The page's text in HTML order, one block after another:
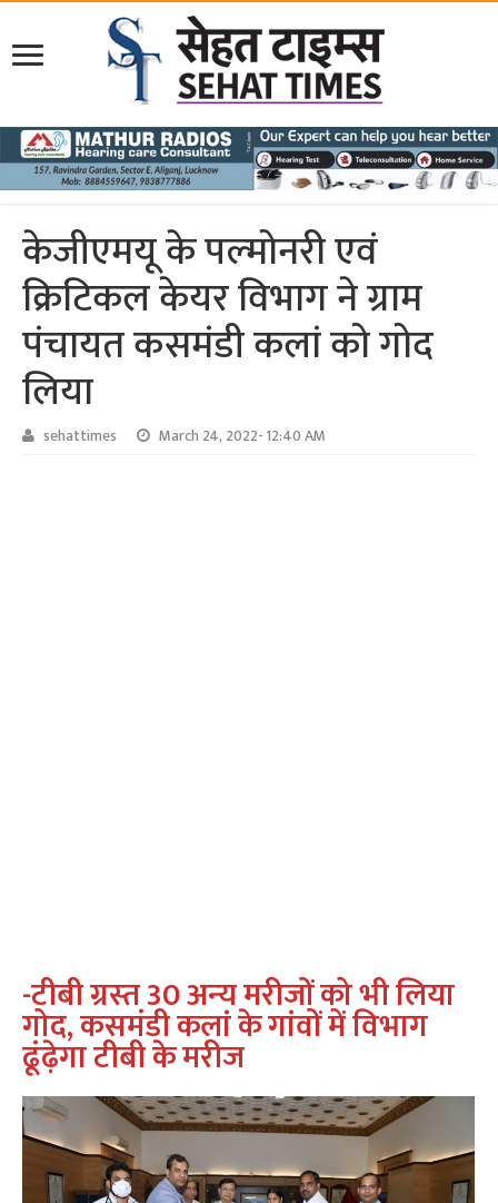
केजीएमयू के पल्‍मोनरी एवं
क्रिटिकल केयर विभाग ने ग्राम
पंचायत कसमंडी कलां को गोद
लिया
sehattimes March 24, 2022- 12:40 AM
-टीबी ग्रस्‍त 30 अन्‍य मरीजों को भी लिया
गोद,कसमंडी कलां के गांवों में विभाग
ढूंढ़ेगा टीबी के मरीज